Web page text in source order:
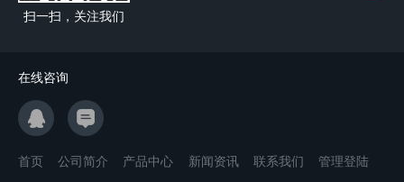
扫一扫，关注我们
在线咨询
首页 公司简介 产品中心 新闻资讯 联系我们 管理登陆